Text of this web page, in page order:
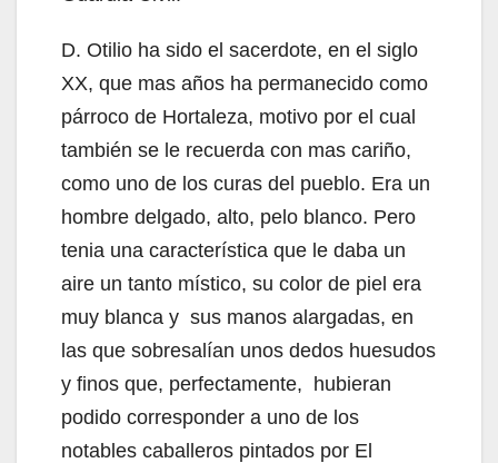
D. Otilio ha sido el sacerdote, en el siglo
XX, que mas años ha permanecido como
párroco de Hortaleza, motivo por el cual
también se le recuerda con mas cariño,
como uno de los curas del pueblo. Era un
hombre delgado, alto, pelo blanco. Pero
tenia una característica que le daba un
aire un tanto místico, su color de piel era
muy blanca y sus manos alargadas, en
las que sobresalían unos dedos huesudos
y finos que, perfectamente, hubieran
podido corresponder a uno de los
notables caballeros pintados por El